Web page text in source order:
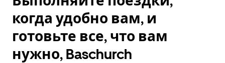
когда удобно вам, и
готовьте все, что вам
нужно, Baschurch